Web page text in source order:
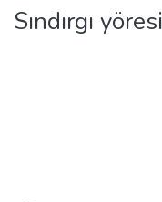
Sındırgı